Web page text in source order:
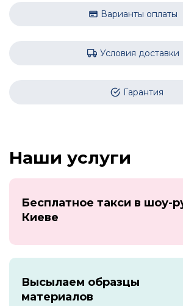
Варианты оплаты
Условия доставки
Гарантия
Наши услуги
Бесплатное такси в шоу-
Киеве
Высылаем образцы
материалов